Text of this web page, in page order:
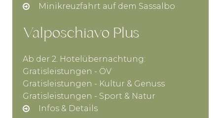
Minikreuzfahrt auf dem Sassalbo
Valposchiavo Plus
Ab der 2. Hotelübernachtung:
Gratisleistungen - ÖV
Gratisleistungen - Kultur & Genuss
Gratisleistungen - Sport & Natur
Infos & Details